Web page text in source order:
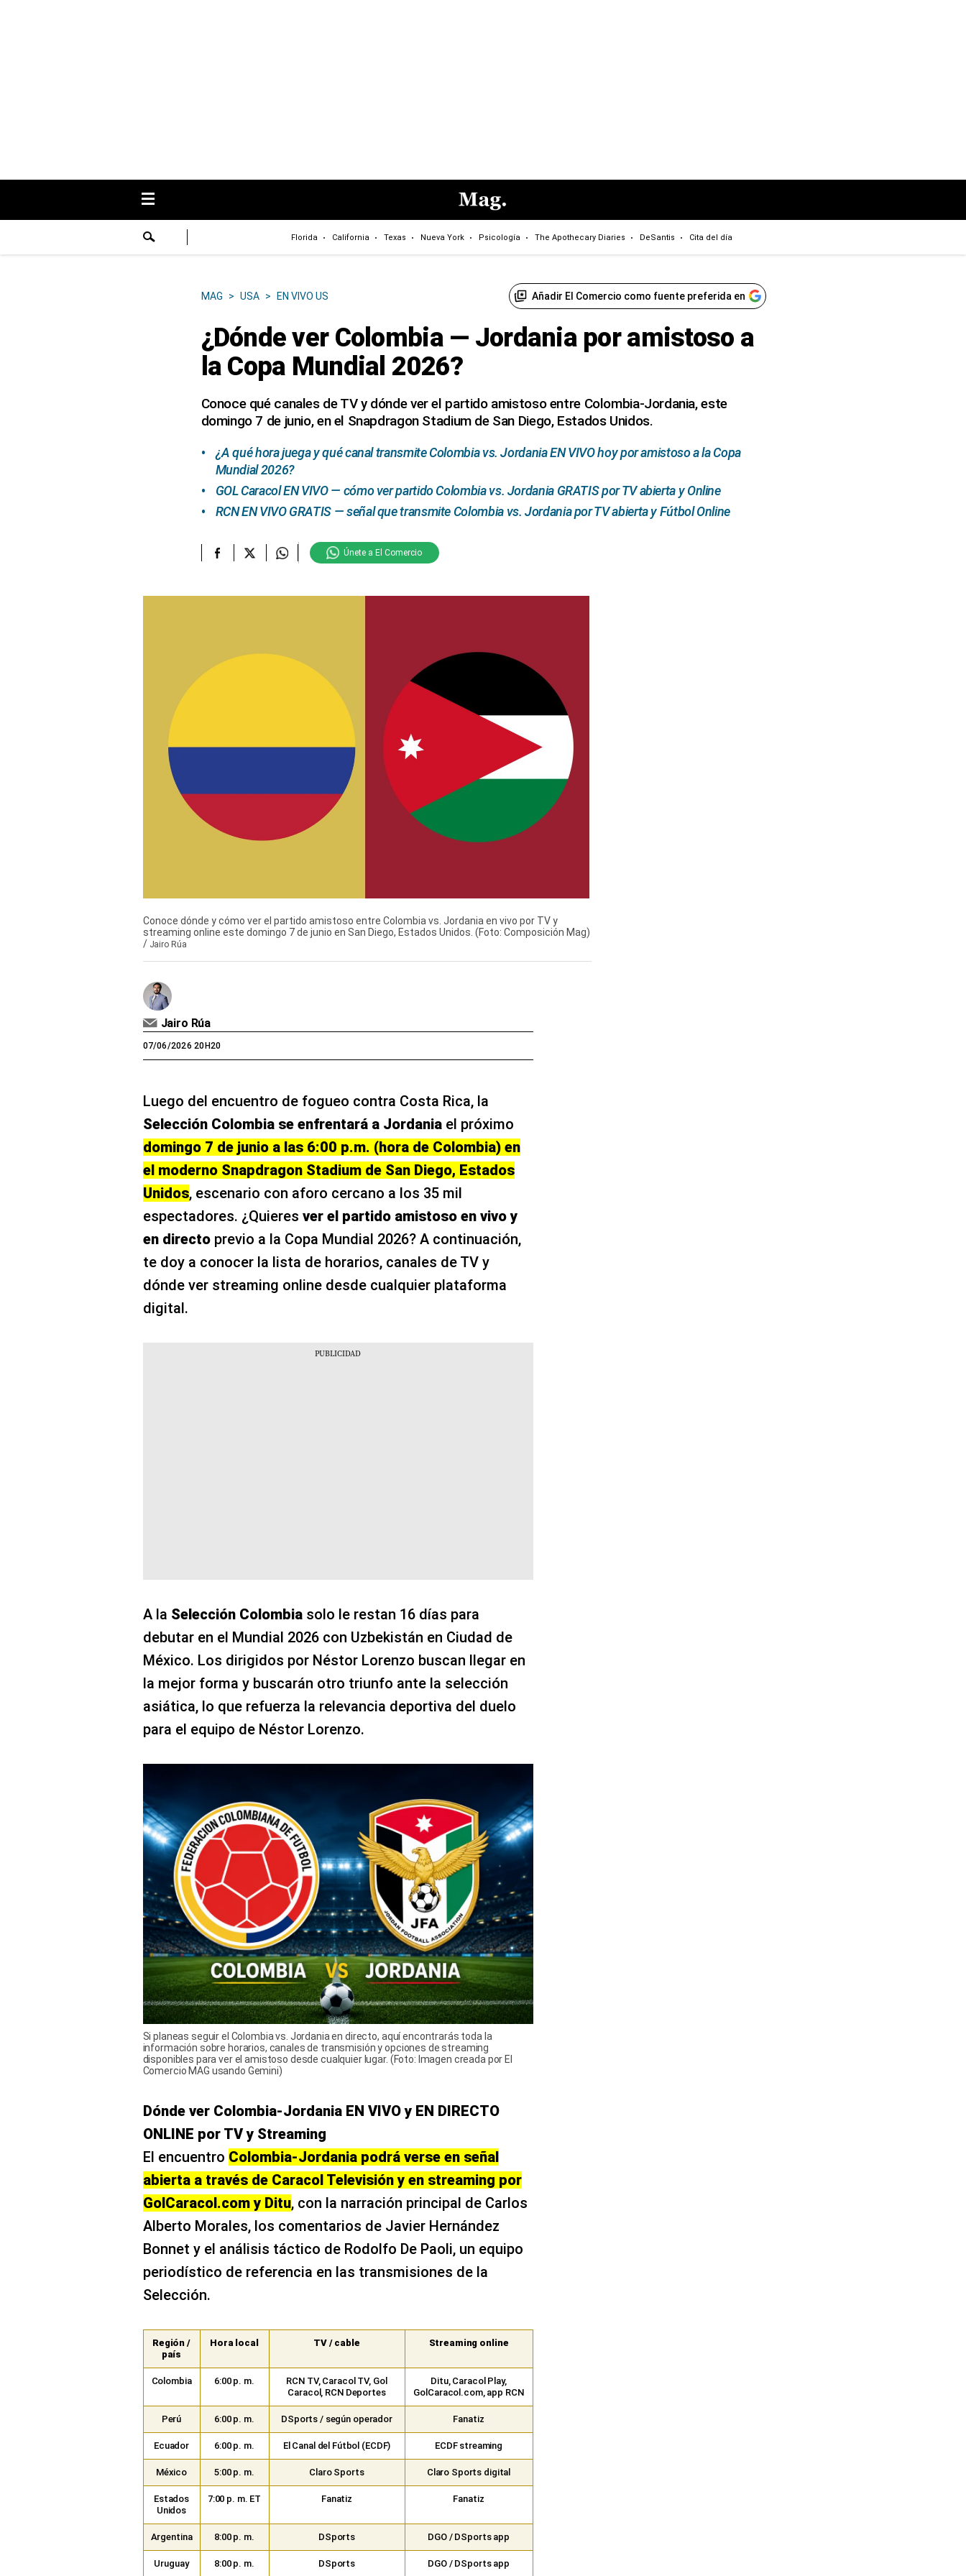
Florida California Texas Nueva York Psicología The Apothecary Diaries DeSantis Cita del día
MAG > USA > EN VIVO US Añadir El Comercio como fuente preferida en
¿Dónde ver Colombia — Jordania por amistoso a
la Copa Mundial 2026?
Conoce qué canales de TV y dónde ver el partido amistoso entre Colombia-Jordania, este
domingo 7 de junio, en el Snapdragon Stadium de San Diego, Estados Unidos.
¿A qué hora juega y qué canal transmite Colombia vs. Jordania EN VIVO hoy por amistoso a la Copa
Mundial 2026?
GOL Caracol EN VIVO — cómo ver partido Colombia vs. Jordania GRATIS por TV abierta y Online
RCN EN VIVO GRATIS — señal que transmite Colombia vs. Jordania por TV abierta y Fútbol Online
Únete a El Comercio
Conoce dónde y cómo ver el partido amistoso entre Colombia vs. Jordania en vivo por TV y
streaming online este domingo 7 de junio en San Diego, Estados Unidos. (Foto: Composición Mag)
/ Jairo Rúa
Jairo Rúa
07/06/2026 20H20
Luego del encuentro de fogueo contra Costa Rica, la
Selección Colombia se enfrentará a Jordaniael próximo
domingo 7 de junio a las 6:00 p.m. (hora de Colombia) en
el moderno Snapdragon Stadium de San Diego, Estados
Unidos, escenario con aforo cercano a los 35 mil
espectadores. ¿Quieres ver el partido amistoso en vivo y
en directoprevio a la Copa Mundial 2026? A continuación,
te doy a conocer la lista de horarios, canales de TV y
dónde ver streaming online desde cualquier plataforma
digital.
A la Selección Colombiasolo le restan 16 días para
debutar en el Mundial 2026 con Uzbekistán en Ciudad de
México. Los dirigidos por Néstor Lorenzo buscan llegar en
la mejor forma y buscarán otro triunfo ante la selección
asiática, lo que refuerza la relevancia deportiva del duelo
para el equipo de Néstor Lorenzo.
Si planeas seguir el Colombia vs. Jordania en directo, aquí encontrarás toda la
información sobre horarios, canales de transmisión y opciones de streaming
disponibles para ver el amistoso desde cualquier lugar. (Foto: Imagen creada por El
Comercio MAG usando Gemini)
Dónde ver Colombia-Jordania EN VIVO y EN DIRECTO
ONLINE por TV y Streaming
El encuentro Colombia-Jordania podrá verse en señal
abierta a través de Caracol Televisión y en streaming por
GolCaracol.com y Ditu, con la narración principal de Carlos
Alberto Morales, los comentarios de Javier Hernández
Bonnet y el análisis táctico de Rodolfo De Paoli, un equipo
periodístico de referencia en las transmisiones de la
Selección.
Región /
país
Hora local TV / cable Streaming online
Colombia 6:00 p. m.
RCN TV, Caracol TV, Gol
Caracol, RCN Deportes
Ditu, Caracol Play,
GolCaracol.com, app RCN
Perú 6:00 p. m. DSports / según operador Fanatiz
Ecuador 6:00 p. m. El Canal del Fútbol (ECDF) ECDF streaming
México 5:00 p. m. Claro Sports Claro Sports digital
Estados
Unidos
7:00 p. m. ET Fanatiz Fanatiz
Argentina 8:00 p. m. DSports DGO / DSports app
Uruguay 8:00 p. m. DSports DGO / DSports app